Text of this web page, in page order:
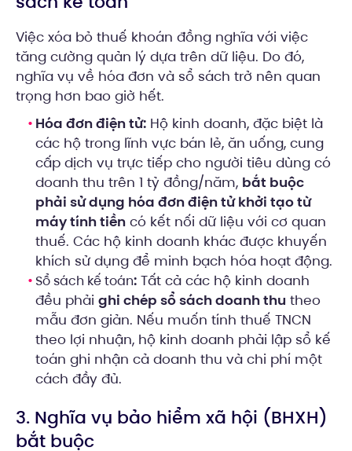
Việc xóa bỏ thuế khoán đồng nghĩa với việc
tăng cường quản lý dựa trên dữ liệu. Do đó,
nghĩa vụ về hóa đơn và sổ sách trở nên quan
trọng hơn bao giờ hết.
Hóa đơn điện tử: Hộ kinh doanh, đặc biệt là
các hộ trong lĩnh vực bán lẻ, ăn uống, cung
cấp dịch vụ trực tiếp cho người tiêu dùng có
doanh thu trên 1 tỷ đồng/năm, bắt buộc
phải sử dụng hóa đơn điện tử khởi tạo từ
máy tính tiền có kết nối dữ liệu với cơ quan
thuế. Các hộ kinh doanh khác được khuyến
khích sử dụng để minh bạch hóa hoạt động.
Sổ sách kế toán: Tất cả các hộ kinh doanh
đều phải ghi chép sổ sách doanh thu theo
mẫu đơn giản. Nếu muốn tính thuế TNCN
theo lợi nhuận, hộ kinh doanh phải lập sổ kế
toán ghi nhận cả doanh thu và chi phí một
cách đầy đủ.
3. Nghĩa vụ bảo hiểm xã hội (BHXH)
bắt buộc